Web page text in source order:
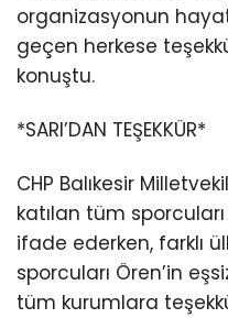
organizasyonun
geçen herkese
konuştu.
*SARI’DAN TEŞEKKÜR*
CHP Balıkesir
katılan tüm
ifade ederken, farklı
sporcuları Ören’in
tüm kurumlara